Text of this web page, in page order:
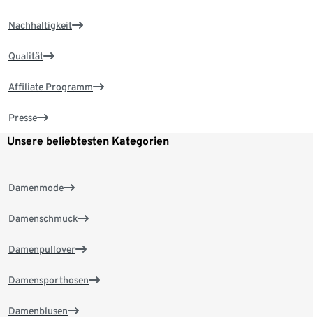
Nachhaltigkeit
Qualität
Affiliate Programm
Presse
Unsere beliebtesten Kategorien
Damenmode
Damenschmuck
Damenpullover
Damensporthosen
Damenblusen